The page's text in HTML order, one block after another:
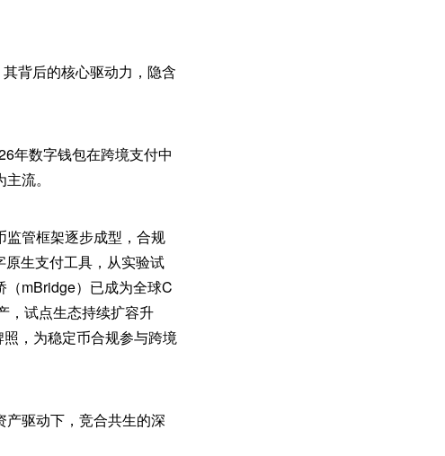
背后的核心驱动力，隐含
年数字钱包在跨境支付中
流。
监管框架逐步成型，合规
生支付工具，从实验试
（mBridge）已成为全球C
，试点生态持续扩容升
，为稳定币合规参与跨境
驱动下，竞合共生的深